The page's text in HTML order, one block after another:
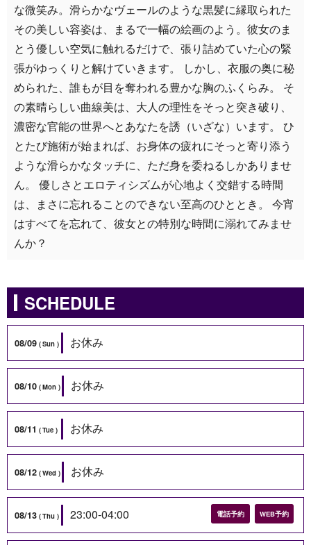
な微笑み。滑らかなヴェールのような黒髪に縁取られた
その美しい容姿は、まるで一幅の絵画のよう。彼女のま
とう優しい空気に触れるだけで、張り詰めていた心の緊
張がゆっくりと解けていきます。 しかし、衣服の奥に秘
められた、誰もが目を奪われる豊かな胸のふくらみ。 そ
の素晴らしい曲線美は、大人の理性をそっと突き破り、
濃密な官能の世界へとあなたを誘（いざな）います。 ひ
とたび施術が始まれば、お身体の疲れにそっと寄り添う
ような滑らかなタッチに、ただ身を委ねるしかありませ
ん。 優しさとエロティシズムが心地よく交錯する時間
は、まさに忘れることのできない至高のひととき。 今宵
はすべてを忘れて、彼女との特別な時間に溺れてみませ
んか？
SCHEDULE
08/09 Sun お休み
08/10 Mon お休み
08/11 Tue お休み
08/12 Wed お休み
08/13 Thu 23:00-04:00 電話予約 WEB予約